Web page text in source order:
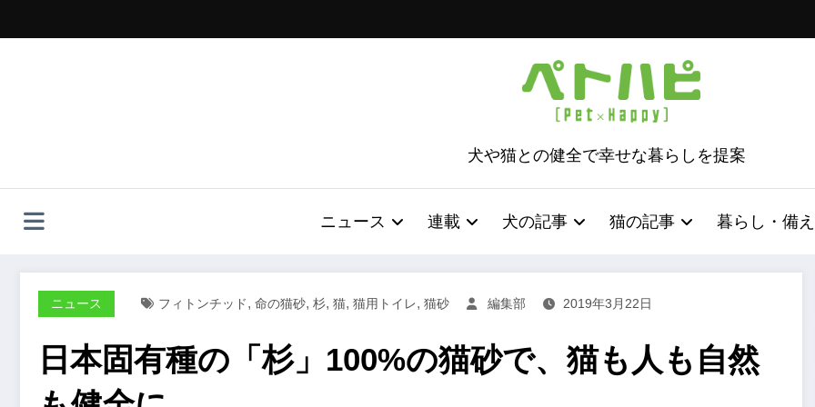
ッ
犬や猫との健全で幸せな暮らしを提案
ニュース 連載 犬の記事 猫の記事 暮らし・備え
ニュース フィトンチッド, 命の猫砂, 杉, 猫, 猫用トイレ, 猫砂 編集部 2019年3月22日
日本固有種の「杉」100%の猫砂で、猫も人も自然